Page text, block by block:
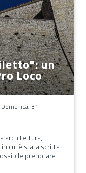
un
Loco
Domenica, 31
architettura,
cui è stata scritta
prenotare